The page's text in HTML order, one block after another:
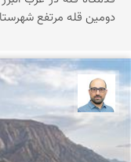
دومین قله مرتفع